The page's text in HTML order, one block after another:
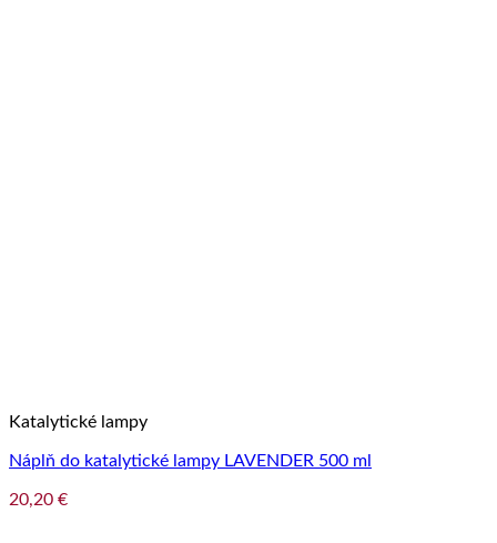
Katalytické lampy
Náplň do katalytické lampy LAVENDER 500 ml
20,20 €